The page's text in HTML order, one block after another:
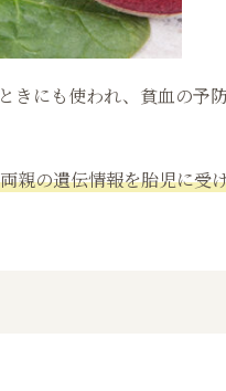
きにも使われ、貧血の予
親の遺伝情報を胎児に受